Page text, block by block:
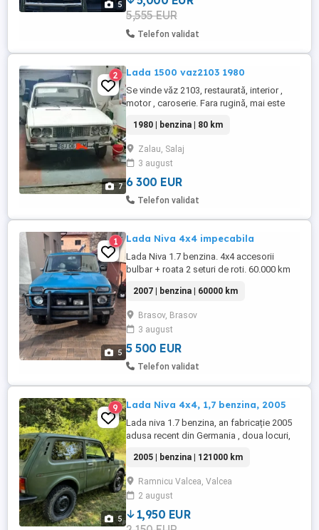
5
5,555 EUR
Telefon validat
7
2 Lada 1500 vaz2103 1980
Se vinde văz 2103, restaurată, interior ,
motor , caroserie. Fara rugină, mai este
(cablaje faruri, relee). Mai sunt piese la ea,
ornamente crom masca etc, 2 Set jenti, un
set de Lada 1500, și unul de Lada 1200.
Bara fata și spate care 2 seturi, de la 2103,
...
1980 | benzina | 80 km
Zalau, Salaj
3 august
6 300 EUR
Telefon validat
5
1 Lada Niva 4x4 impecabila
Lada Niva 1.7 benzina. 4x4 accesorii
bulbar + roata 2 seturi de roti. 60.000 km
inpecabil. revizie efectuata recent ( 50 km
). culoare deosebita ( raptor ) antifonare
integral. faruri led , semnale led
2007 | benzina | 60000 km
Brasov, Brasov
3 august
5 500 EUR
Telefon validat
5
9 Lada Niva 4x4, 1,7 benzina, 2005
Lada niva 1.7 benzina, an fabricație 2005
adusa recent din Germania , doua locuri,
2005 | benzina | 121000 km
Ramnicu Valcea, Valcea
2 august
1,950 EUR